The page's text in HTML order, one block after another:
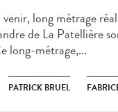
long métrage
de La Patellière
long-métrage,...
PATRICK BRUEL